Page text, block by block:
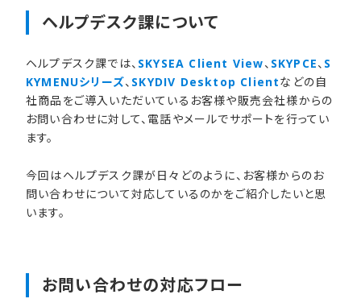
ヘルプデスク課に​ついて
ヘルプデスク課では、 SKYSEA Client View、 SKYPCE、 S
KYMENUシリーズ、 SKYDIV Desktop Clientなどの自
社商品をご導入いただいているお客様や販売会社様からの
お問い合わせに対して、電話やメールでサポートを行ってい
ます。
今回はヘルプデスク課が日々どのように、お客様からのお
問い合わせについて対応しているのかをご紹介したいと思
います。
お問い​合わせの​対応フロー